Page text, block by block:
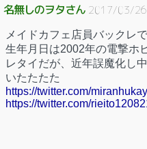
名無しのヲタさん 2017/03/
メイドカフェ店員バックレ
生年月日は2002年の電撃ホ
レタイだが、近年誤魔化し中
いたたたた
https://twitter.com/
https://twitter.com/